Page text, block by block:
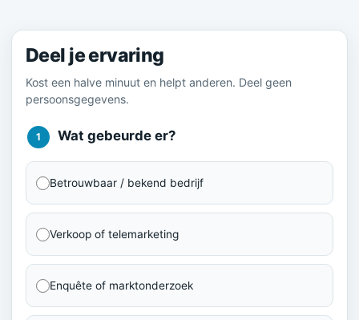
Deel je ervaring
Kost een halve minuut en helpt anderen. Deel geen
persoonsgegevens.
1 Wat gebeurde er?
Betrouwbaar / bekend bedrijf
Verkoop of telemarketing
Enquête of marktonderzoek